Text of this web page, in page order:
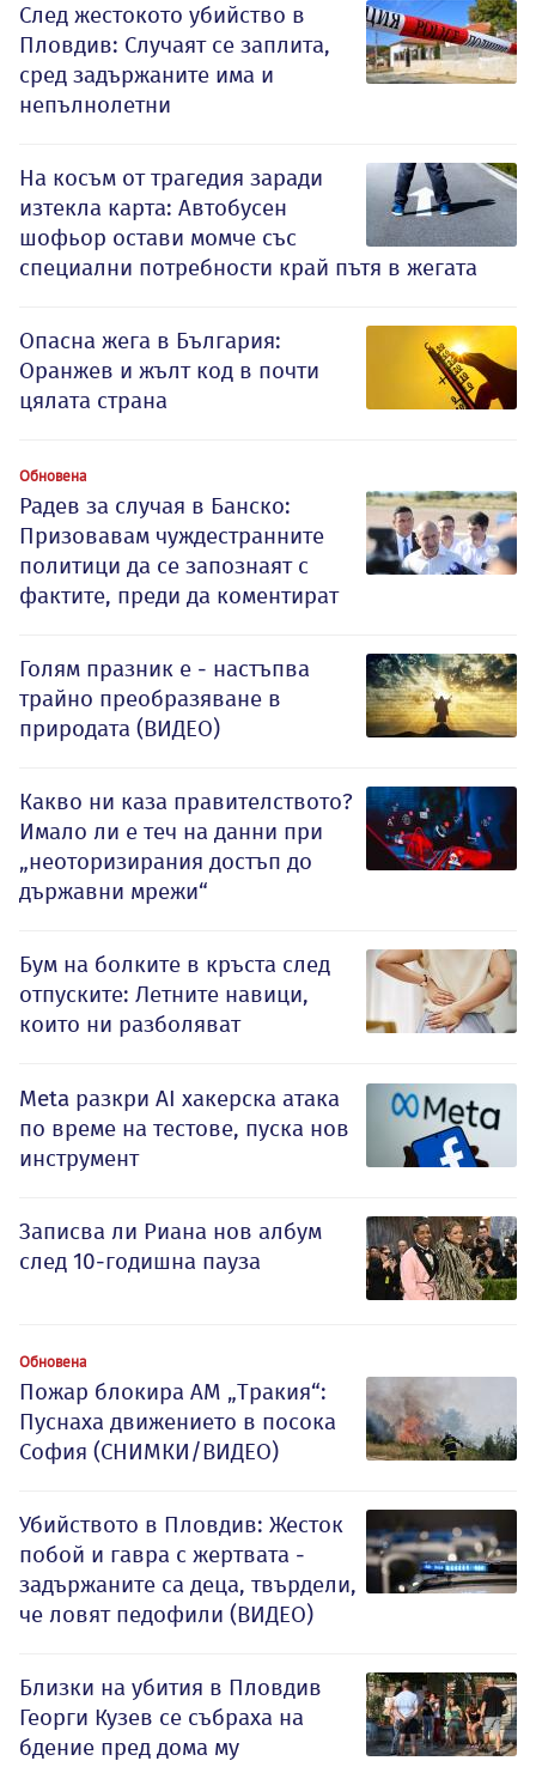
След жестокото убийство в
Пловдив: Случаят се заплита,
сред задържаните има и
непълнолетни
На косъм от трагедия заради
изтекла карта: Автобусен
шофьор остави момче със
специални потребности край пътя в жегата
Опасна жега в България:
Оранжев и жълт код в почти
цялата страна
Обновена
Радев за случая в Банско:
Призовавам чуждестранните
политици да се запознаят с
фактите, преди да коментират
Голям празник е - настъпва
трайно преобразяване в
природата (ВИДЕО)
Какво ни каза правителството?
Имало ли е теч на данни при
„неоторизирания достъп до
държавни мрежи“
Бум на болките в кръста след
отпуските: Летните навици,
които ни разболяват
Meta разкри AI хакерска атака
по време на тестове, пуска нов
инструмент
Записва ли Риана нов албум
след 10-годишна пауза
Обновена
Пожар блокира АМ „Тракия“:
Пуснаха движението в посока
София (СНИМКИ/ВИДЕО)
Убийството в Пловдив: Жесток
побой и гавра с жертвата -
задържаните са деца, твърдели,
че ловят педофили (ВИДЕО)
Близки на убития в Пловдив
Георги Кузев се събраха на
бдение пред дома му